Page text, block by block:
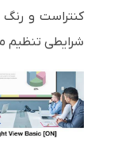
کنتراست و رنگ
شرایطی تنظیم